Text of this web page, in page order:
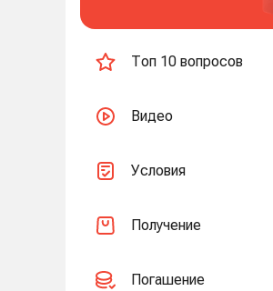
Топ 10 вопросов
Видео
Условия
Получение
Погашение